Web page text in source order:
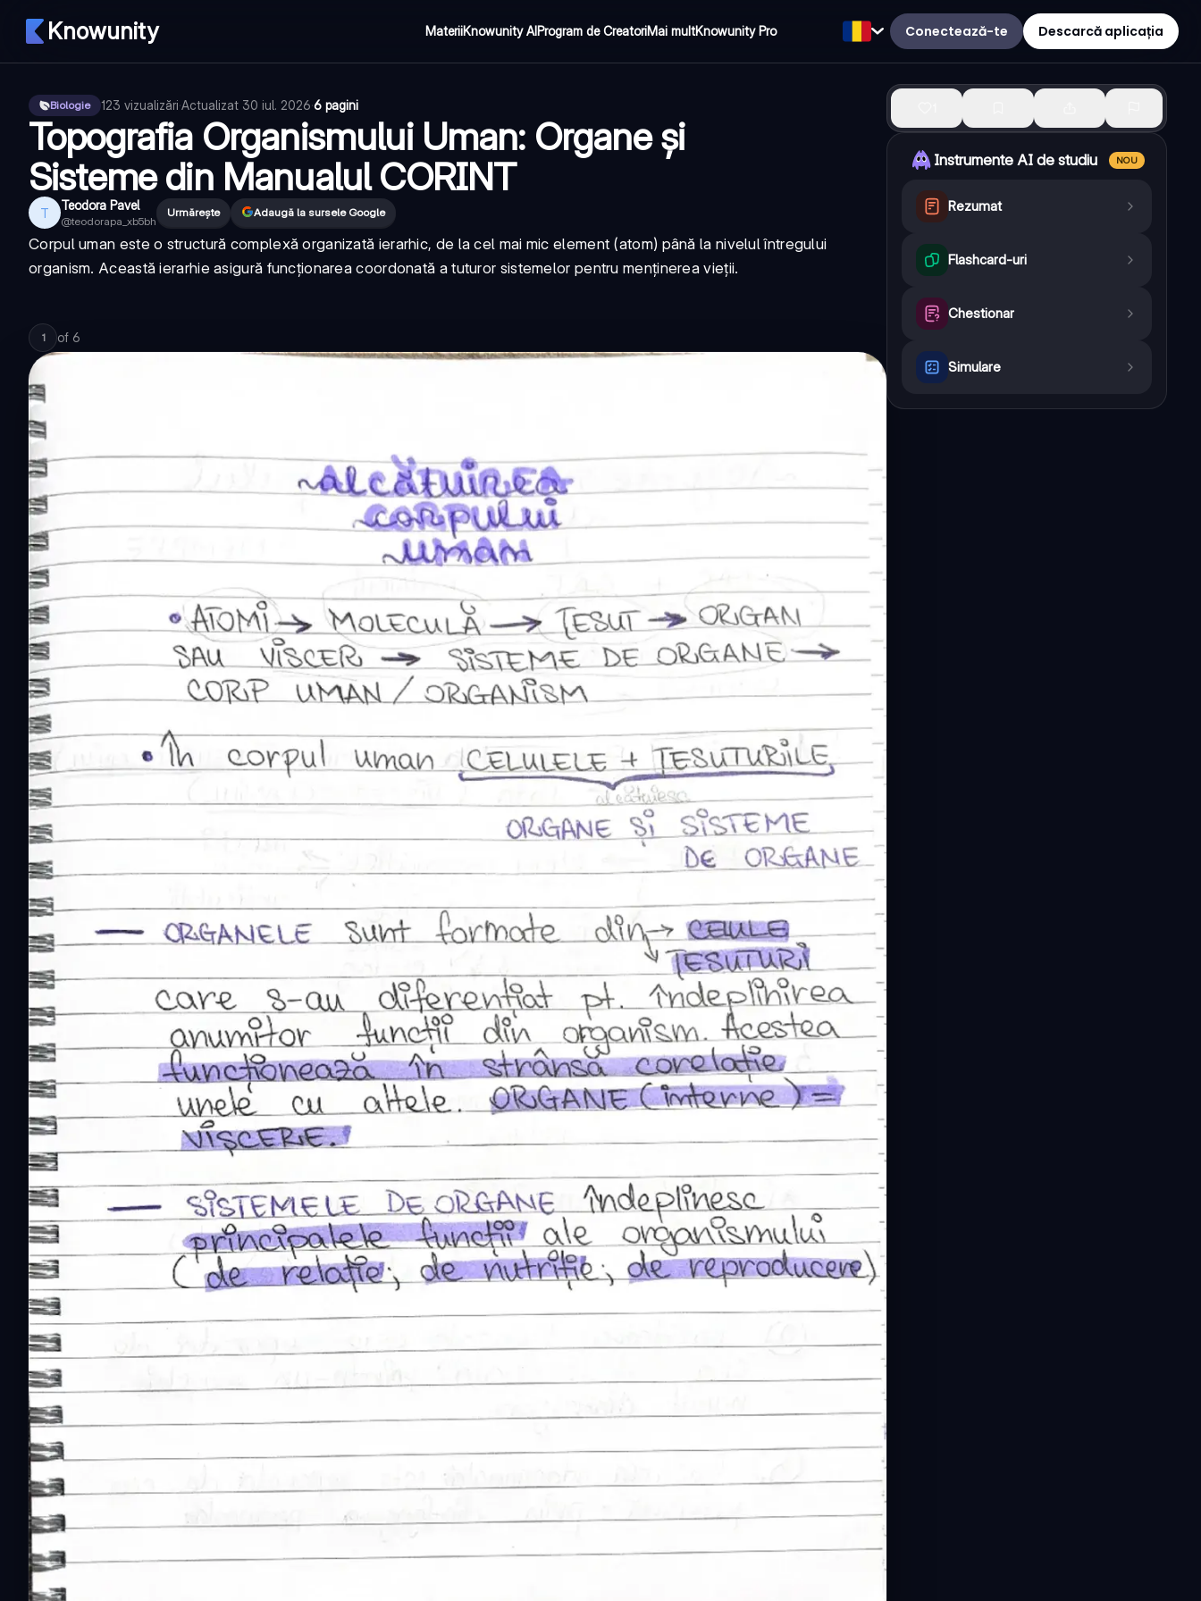
Knowunity MateriiKnowunity AIProgram de CreatoriMai multKnowunity Pro Conectează-te Descarcă aplicația
Biologie 123 vizualizări·Actualizat 30 iul. 2026·6 pagini
Topografia Organismului Uman: Organe și
Sisteme din Manualul CORINT
T Teodora Pavel
@teodorapa_xb5bh
Urmărește Adaugă la sursele Google
Corpul uman este o structură complexă organizată ierarhic, de la cel mai mic element (atom) până la nivelul întregului
organism. Această ierarhie asigură funcționarea coordonată a tuturor sistemelor pentru menținerea vieții.
1 of 6
Instrumente AI de studiu NOU
Rezumat
Flashcard-uri
Chestionar
Simulare